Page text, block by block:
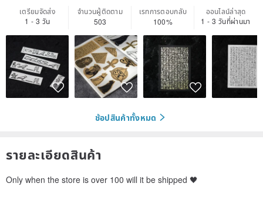
เตรียมจัดส่ง
1 - 3 วัน
จำนวนผู้ติดตาม
503
เรทการตอบกลับ
100%
ออนไลน์ล่าสุด
1 - 3 วันที่ผ่านมา
ช้อปสินค้าทั้งหมด
รายละเอียดสินค้า
Only when the store is over 100 will it be shipped 🖤